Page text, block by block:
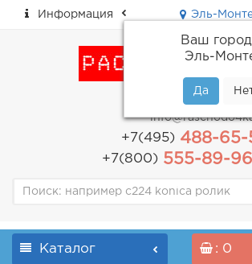
Информация Эль-
Ваш
Эль-
пн-пт: с 9.00 до
+7(495)488-65-
+7(800)555-89-96
Каталог : 0